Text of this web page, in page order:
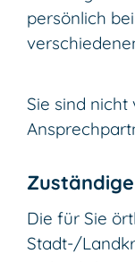
persönlich
Sie sind
Die für Sie
Stadt-/